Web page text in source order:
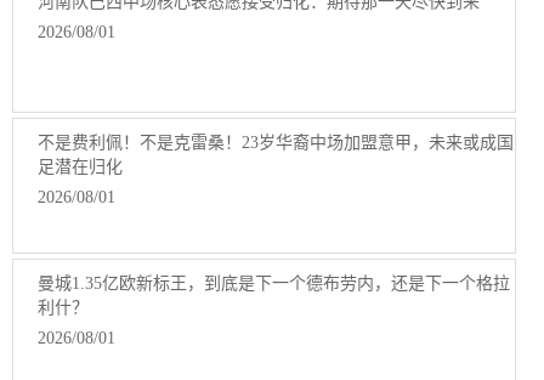
2026/08/01
不是费利佩！不是克雷桑！23岁华裔中场加盟意甲，未来或成国
足潜在归化
2026/08/01
曼城1.35亿欧新标王，到底是下一个德布劳内，还是下一个格拉
利什？
2026/08/01